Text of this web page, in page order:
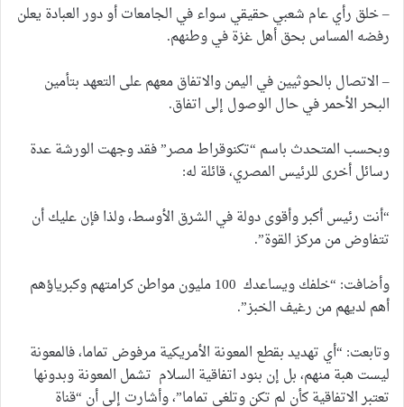
– خلق رأي عام شعبي حقيقي سواء في الجامعات أو دور العبادة يعلن
رفضه المساس بحق أهل غزة في وطنهم.
– الاتصال بالحوثيين في اليمن والاتفاق معهم على التعهد بتأمين
البحر الأحمر في حال الوصول إلى اتفاق.
وبحسب المتحدث باسم “تكنوقراط مصر” فقد وجهت الورشة عدة
رسائل أخرى للرئيس المصري، قائلة له:
“أنت رئيس أكبر وأقوى دولة في الشرق الأوسط، ولذا فإن عليك أن
تتفاوض من مركز القوة”.
وأضافت: “خلفك ويساعدك 100 مليون مواطن كرامتهم وكبرياؤهم
أهم لديهم من رغيف الخبز”.
وتابعت: “أي تهديد بقطع المعونة الأمريكية مرفوض تماما، فالمعونة
ليست هبة منهم، بل إن بنود اتفاقية السلام تشمل المعونة وبدونها
تعتبر الاتفاقية كأن لم تكن وتلغى تماما”، وأشارت إلى أن “قناة